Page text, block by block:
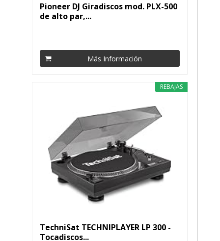
Pioneer DJ Giradiscos mod. PLX-500
de alto par,...
Más Información
REBAJAS
TechniSat TECHNIPLAYER LP 300 -
Tocadiscos...